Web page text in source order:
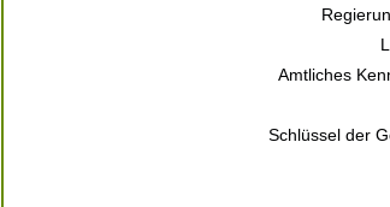
Amtliches
Schlüssel der